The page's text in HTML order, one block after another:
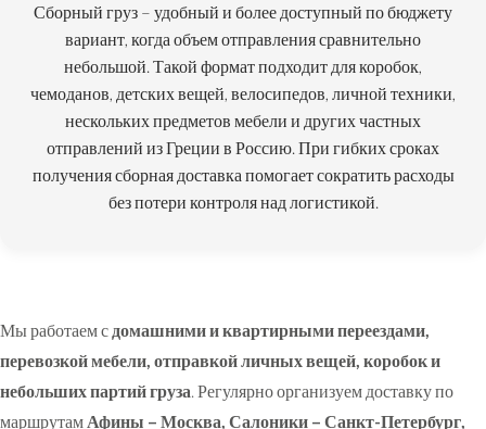
Сборный груз – удобный и более доступный по бюджету
вариант, когда объем отправления сравнительно
небольшой. Такой формат подходит для коробок,
чемоданов, детских вещей, велосипедов, личной техники,
нескольких предметов мебели и других частных
отправлений из Греции в Россию. При гибких сроках
получения сборная доставка помогает сократить расходы
без потери контроля над логистикой.
Мы работаем с домашними и квартирными переездами,
перевозкой мебели, отправкой личных вещей, коробок и
небольших партий груза. Регулярно организуем доставку по
маршрутам Афины – Москва, Салоники – Санкт-Петербург,